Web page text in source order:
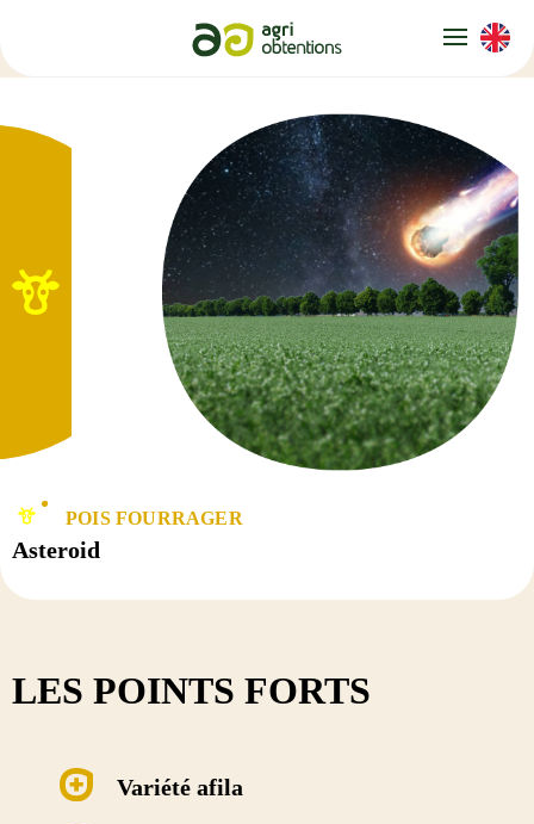
POIS FOURRAGER
Asteroid
LES POINTS FORTS
Variété afila